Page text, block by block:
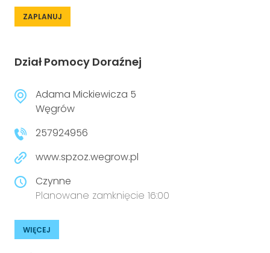
ZAPLANUJ
Dział Pomocy Doraźnej
Adama Mickiewicza 5
Węgrów
257924956
www.spzoz.wegrow.pl
Czynne
Planowane zamknięcie 16:00
WIĘCEJ